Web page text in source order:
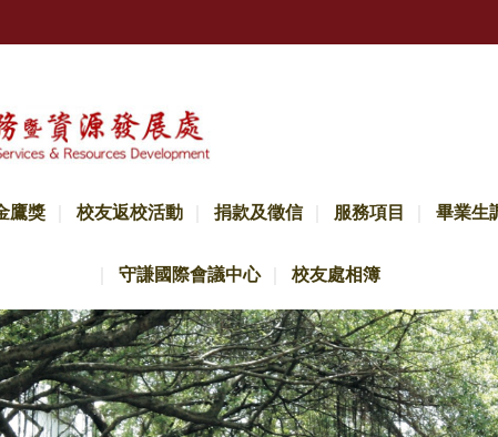
鷹獎 校友返校活動 捐款及徵信 服務項目 畢業生
守謙國際會議中心 校友處相簿